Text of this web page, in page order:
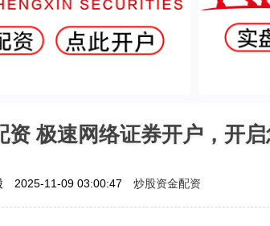
资 极速网络证券开户，开启
2025-11-09 03:00:47 炒股资金配资